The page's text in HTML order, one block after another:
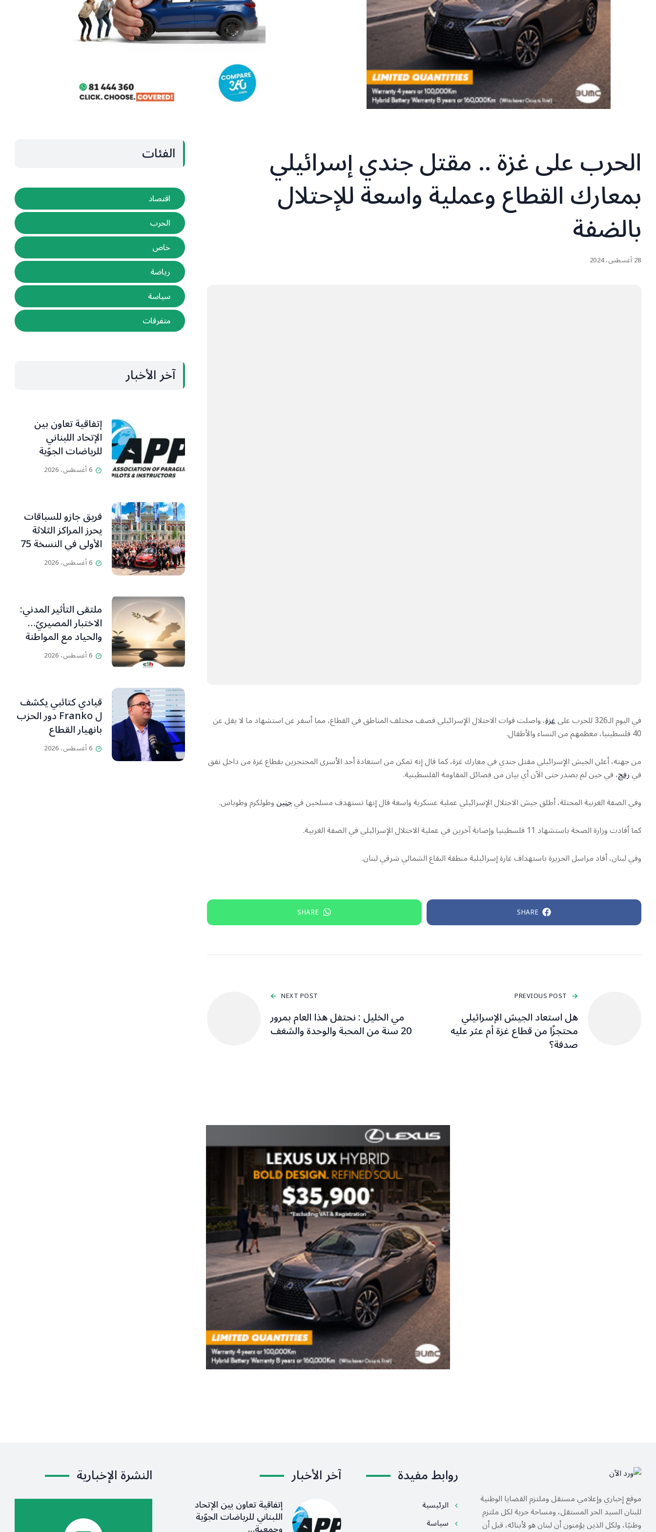
الحرب على غزة .. مقتل جندي إسرائيلي
بمعارك القطاع وعملية واسعة للإحتلال
بالضفة
28 أغسطس، 2024
في اليوم الـ326 للحرب على غزة، واصلت قوات الاحتلال الإسرائيلي قصف مختلف المناطق في القطاع، مما أسفر عن استشهاد ما لا يقل عن
40 فلسطينيا، معظمهم من النساء والأطفال.
من جهته، أعلن الجيش الإسرائيلي مقتل جندي في معارك غزة، كما قال إنه تمكن من استعادة أحد الأسرى المحتجزين بقطاع غزة من داخل نفق
فيرفح، في حين لم يصدر حتى الآن أي بيان من فصائل المقاومة الفلسطينية.
وفي الضفة الغربية المحتلة، أطلق جيش الاحتلال الإسرائيلي عملية عسكرية واسعة قال إنها تستهدف مسلحين فيجنينوطولكرم وطوباس.
كما أفادت وزارة الصحة باستشهاد 11 فلسطينيا وإصابة آخرين في عملية الاحتلال الإسرائيلي في الضفة الغربية.
وفي لبنان، أفاد مراسل الجزيرة باستهداف غارة إسرائيلية منطقة البقاع الشمالي شرقي لبنان.
SHARE
SHARE
PREVIOUS POST
هل استعاد الجيش الإسرائيلي
محتجزًا من قطاع غزة أم عثر عليه
صدفة؟
NEXT POST
مي الخليل : نحتفل هذا العام بمرور
20 سنة من المحبة والوحدة والشغف
الفئات
اقتصاد
الحرب
خاص
رياضة
سياسة
متفرقات
آخر الأخبار
إتفاقية تعاون بين
الإتحاد اللبناني
للرياضات الجوّية
وجمعية طيّاري
ومدرّبي الطيران
6 أغسطس، 2026
فريق جازو للسباقات
يحرز المراكز الثلاثة
الأولى في النسخة 75
من رالي فنلندا
6 أغسطس، 2026
ملتقى التأثير المدني:
الاختبار المصيريّ…
والحياد مع المواطنة
بوصلة
6 أغسطس، 2026
قيادي كتائبي يكشف
ل Franko دور الحزب
بانهيار القطاع
المصرفي
6 أغسطس، 2026
موقع إخباري وإعلامي مستقل وملتزم القضايا الوطنية
للبنان السيد الحر المستقل، ومساحة حرية لكل ملتزم
وطنيًا، ولكل الذين يؤمنون أن لبنان هو لأبنائه، قبل أن
روابط مفيدة
الرئيسية
سياسة
آخر الأخبار
إتفاقية تعاون بين الإتحاد
اللبناني للرياضات الجوّية
النشرة الإخبارية